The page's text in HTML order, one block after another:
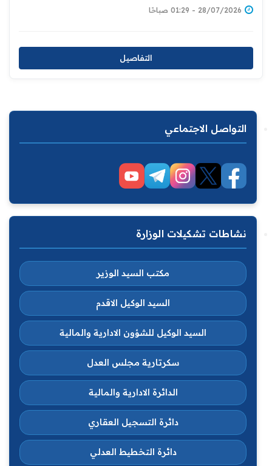
28/07/2026 - 01:29 صباحًا
التفاصيل
التواصل الاجتماعي
نشاطات تشكيلات الوزارة
مكتب السيد الوزير
السيد الوكيل الاقدم
السيد الوكيل للشؤون الادارية والمالية
سكرتارية مجلس العدل
الدائرة الادارية والمالية
دائرة التسجيل العقاري
دائرة التخطيط العدلي